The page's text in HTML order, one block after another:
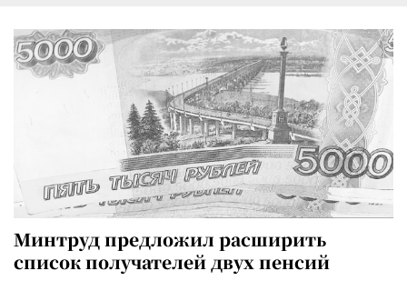
Минтруд предложил расширить
список получателей двух пенсий